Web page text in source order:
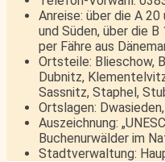
Anreise: über die A
und Süden, über die
per Fähre aus
Ortsteile: Blieschow,
Dubnitz,
Sassnitz, Staphel,
Ortslagen:
Auszeichnung:
Buchenurwälder im
Stadtverwaltung: